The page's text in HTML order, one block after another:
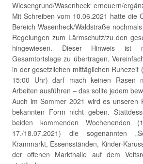
Wiesengrund/Wasenheck‘ erneuern/
Mit Schreiben vom 10.06.2021 hatte die
Bereich Wasenheck/Waldstraße
Regelungen zum Lärmschutz/zu den
hingewiesen. Dieser Hinweis ist
Gesamtortslage zu übertragen.
in der gesetzlichen mittäglichen Ruhezeit
15:00 Uhr) darf mach keinen Rasen
Arbeiten ausführen – das sollte jedem
Auch im Sommer 2021 wird es unseren
bekannten Form nicht geben.
beiden kommenden Wochenenden
17./18.07.2021) die sogenannten
Krammarkt, Essensständen, Kinder-
der offenen Markthalle auf dem